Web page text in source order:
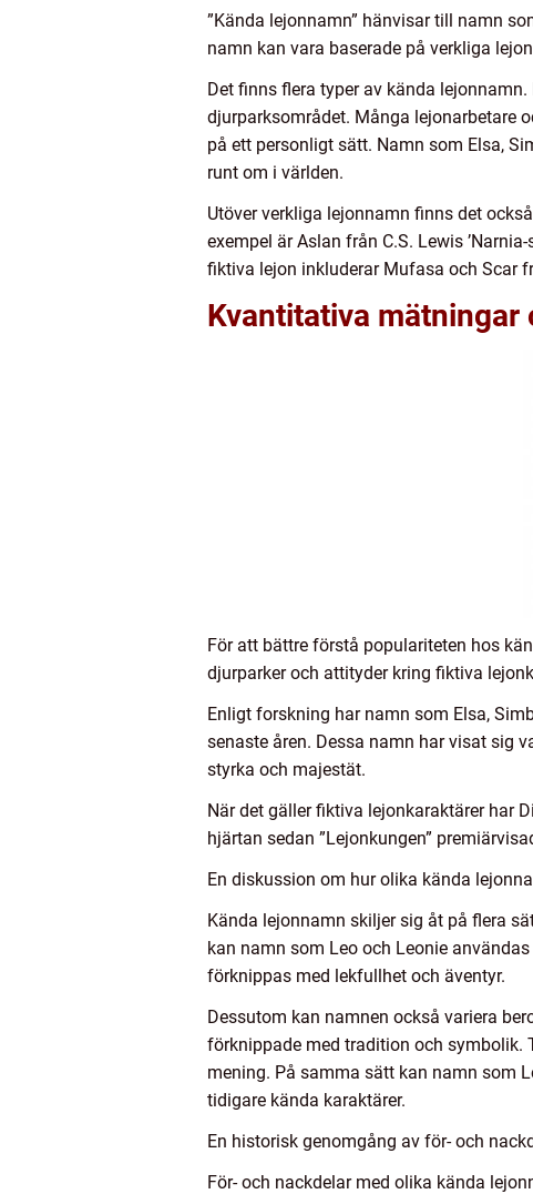
”Kända lejonnamn” hänvisar till namn
namn kan vara baserade på verkliga
Det finns flera typer av kända
djurparksområdet. Många lejonarbetare
på ett personligt sätt. Namn som Elsa,
runt om i världen.
Utöver verkliga lejonnamn finns det
exempel är Aslan från C.S. Lewis
fiktiva lejon inkluderar Mufasa och Scar
Kvantitativa mätningar
För att bättre förstå populariteten hos
djurparker och attityder kring fiktiva
Enligt forskning har namn som Elsa,
senaste åren. Dessa namn har visat sig
styrka och majestät.
När det gäller fiktiva lejonkaraktärer har
hjärtan sedan ”Lejonkungen”
En diskussion om hur olika kända
Kända lejonnamn skiljer sig åt på flera
kan namn som Leo och Leonie
förknippas med lekfullhet och äventyr.
Dessutom kan namnen också variera
förknippade med tradition och symbolik.
mening. På samma sätt kan namn som
tidigare kända karaktärer.
En historisk genomgång av för- och
För- och nackdelar med olika kända